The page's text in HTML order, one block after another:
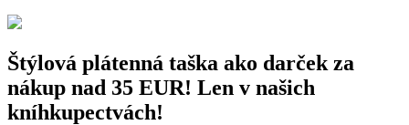
Štýlová plátenná taška ako darček za
nákup nad 35 EUR! Len v našich
kníhkupectvách!